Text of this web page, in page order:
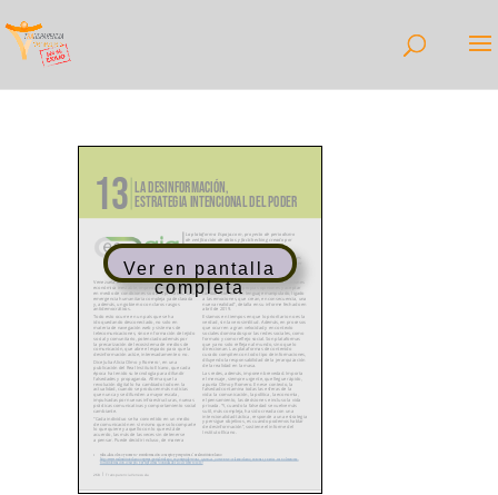
Ver en pantalla
completa